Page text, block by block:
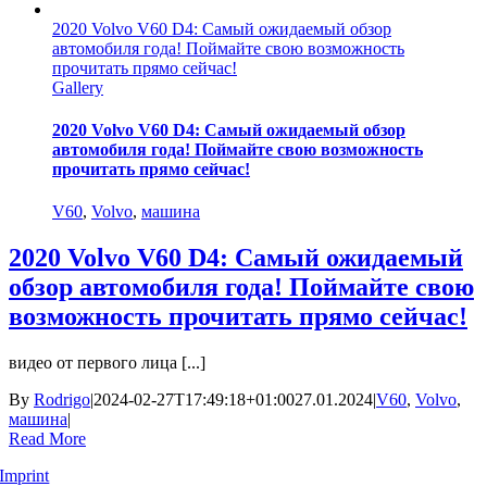
2020 Volvo V60 D4: Самый ожидаемый обзор
автомобиля года! Поймайте свою возможность
прочитать прямо сейчас!
Gallery
2020 Volvo V60 D4: Самый ожидаемый обзор
автомобиля года! Поймайте свою возможность
прочитать прямо сейчас!
V60, Volvo, машина
2020 Volvo V60 D4: Самый ожидаемый
обзор автомобиля года! Поймайте свою
возможность прочитать прямо сейчас!
видео от первого лица [...]
By Rodrigo|2024-02-27T17:49:18+01:0027.01.2024|V60, Volvo,
машина|
Read More
Imprint